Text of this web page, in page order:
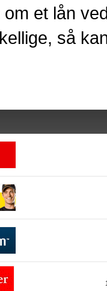
et lån
så